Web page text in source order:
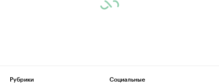
Рубрики
Социальные